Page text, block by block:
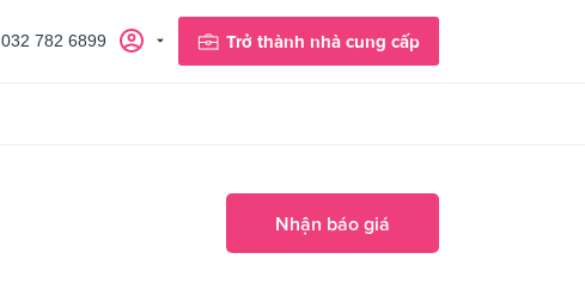
Trở thành nhà cung cấp
032 782 6899
Nhận báo giá